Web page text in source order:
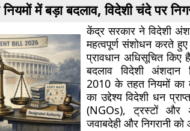
में बड़ा बदलाव, विदेशी चंदे पर
केंद्र सरकार ने विदेशी
महत्वपूर्ण संशोधन करते
प्रावधान अधिसूचित किए
बदलाव विदेशी अंशदान
2010 के तहत नियमों
का उद्देश्य विदेशी धन
(NGOs), ट्रस्टों और
जवाबदेही और निगरानी